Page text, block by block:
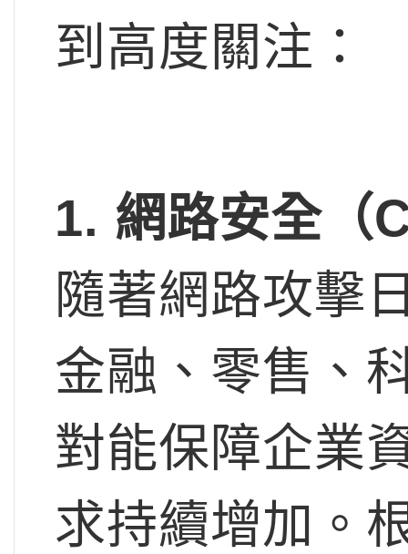
到高度關注：
1. 網路安全（
隨著網路攻擊
金融、零售、
對能保障企業
求持續增加。